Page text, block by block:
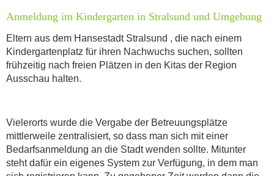
Sie anmelden?*
Öffnungszeit *
Anmeldung im Kindergarten in Stralsund und Umgebung
Eltern aus dem Hansestadt Stralsund , die nach einem
Kindergarten­platz für ihren Nachwuchs suchen, sollten
frühzeitig nach freien Plätzen in den Kitas der Region
Ausschau halten.
Vielerorts wurde die Vergabe der Betreuungsplätze
mittlerweile zentralisiert, so dass man sich mit einer
Bedarfsanmeldung an die Stadt wenden sollte. Mitunter
steht dafür ein eigenes System zur Verfügung, in dem man